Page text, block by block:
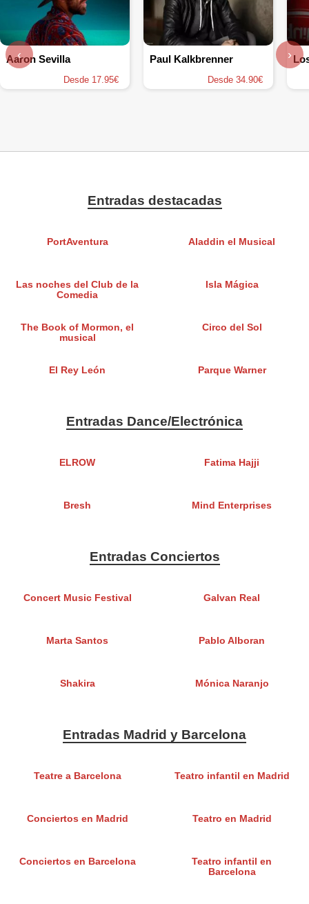
Aaron Sevilla
Desde 17.95€
Paul Kalkbrenner
Desde 34.90€
‹ ›
Entradas destacadas
PortAventura Aladdin el Musical
Las noches del Club de la
Comedia
Isla Mágica
The Book of Mormon, el
musical
Circo del Sol
El Rey León Parque Warner
Entradas Dance/Electrónica
ELROW Fatima Hajji
Bresh Mind Enterprises
Entradas Conciertos
Concert Music Festival Galvan Real
Marta Santos Pablo Alboran
Shakira Mónica Naranjo
Entradas Madrid y Barcelona
Teatre a Barcelona Teatro infantil en Madrid
Conciertos en Madrid Teatro en Madrid
Conciertos en Barcelona
Teatro infantil en
Barcelona